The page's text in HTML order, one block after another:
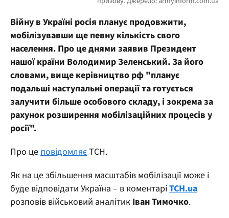
Війну в Україні росія планує продовжити,
мобілізувавши ще певну кількість свого
населення. Про це днями заявив Президент
нашої країни Володимир Зеленський. За його
словами, вище керівництво рф "планує
подальші наступальні операції та готується
залучити більше особового складу, і зокрема за
рахунок розширення мобілізаційних процесів у
росії".
Про це повідомляєТСН.
Як на це збільшення масштабів мобілізації може і
буде відповідати Україна – в коментаріТСН.ua
розповів військовий аналітик Іван Тимочко.